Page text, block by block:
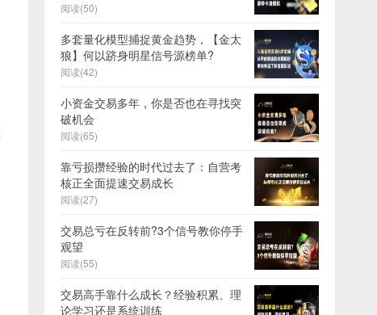
阅读(50)
多套量化模型捕捉黄金趋势，【金太
狼】何以跻身明星信号源榜单?
阅读(42)
小资金交易多年，你是否也在寻找突
破机会
阅读(65)
靠亏损攒经验的时代过去了：自营考
核正全面提速交易成长
阅读(27)
交易总亏在反转前?3个信号教你停手
观望
阅读(55)
交易高手靠什么成长？经验积累、理
论学习还是系统训练